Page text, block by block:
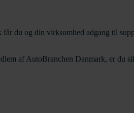
du og din virksomhed adgang til
af AutoBranchen Danmark, er du